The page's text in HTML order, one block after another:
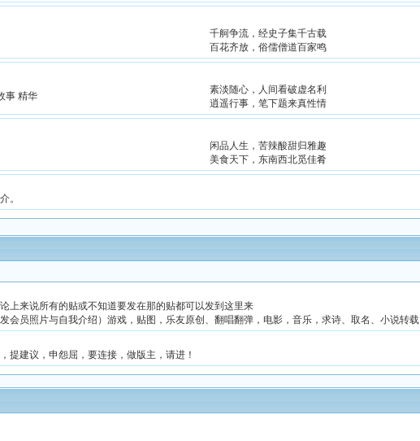
千舸争流，经史子集千古载
百花齐放，俗儒僧道百家鸣
事 精华
素淡随心，人间看破虚名利
逍遥行事，笔下题来真性情
闲品人生，苦辣酸甜归雅趣
美食天下，东南西北觅佳肴
。
上来说所有的贴或不知道要发在那的贴都可以发到这里来
发会员照片与自我介绍）游戏，贴图，乐友原创、翻唱翻弹，电影，音乐，求诗、取名、小说转载
提建议，申怨屈，要连接，做版主，请进！